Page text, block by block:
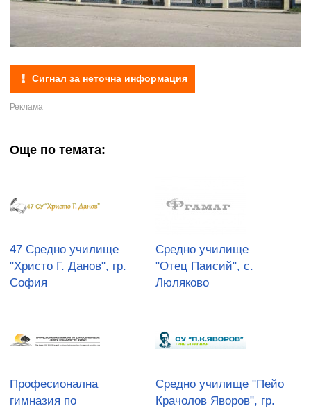
Сигнал за неточна информация
Още по темата:
47 Средно училище
"Христо Г. Данов", гр.
София
Средно училище
"Отец Паисий", с.
Люляково
Професионална
гимназия по
Средно училище "Пейо
Крачолов Яворов", гр.